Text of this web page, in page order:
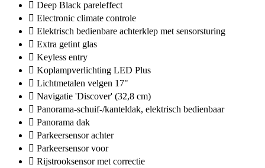
Deep Black pareleffect
Electronic climate controle
Elektrisch bedienbare achterklep met sensorsturing
Extra getint glas
Keyless entry
Koplampverlichting LED Plus
Lichtmetalen velgen 17"
Navigatie 'Discover' (32,8 cm)
Panorama-schuif-/kanteldak, elektrisch bedienbaar
Panorama dak
Parkeersensor achter
Parkeersensor voor
Rijstrooksensor met correctie